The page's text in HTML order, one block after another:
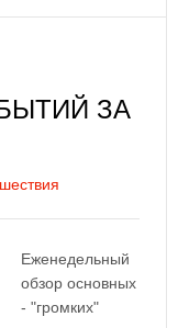
ЗА
Еженедельный
обзор основных
- "громких"